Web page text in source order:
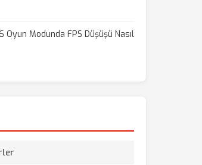
Oyun Modunda FPS Düşüşü Nasıl